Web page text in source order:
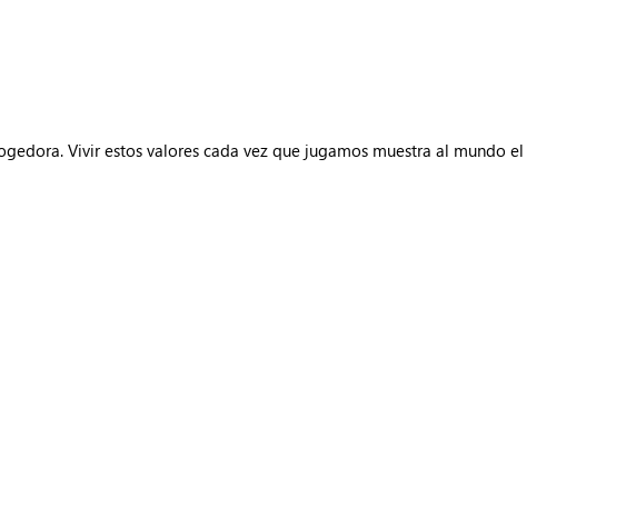
Vivir estos valores cada vez que jugamos muestra al mundo el